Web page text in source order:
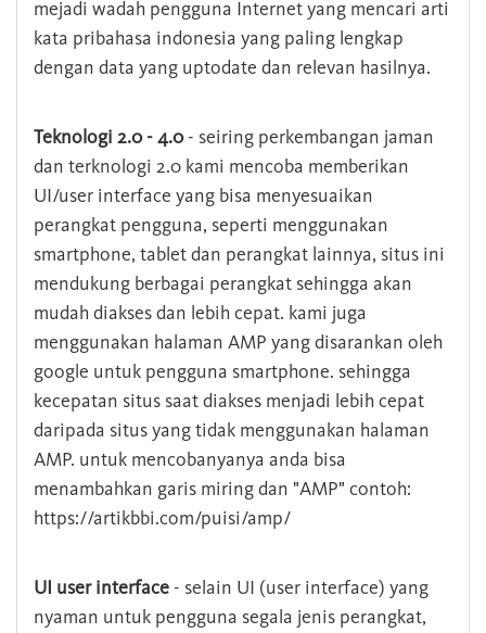
mejadi wadah pengguna Internet yang mencari arti
kata pribahasa indonesia yang paling lengkap
dengan data yang uptodate dan relevan hasilnya.
Teknologi 2.0 - 4.0- seiring perkembangan jaman
dan terknologi 2.0 kami mencoba memberikan
UI/user interface yang bisa menyesuaikan
perangkat pengguna, seperti menggunakan
smartphone, tablet dan perangkat lainnya, situs ini
mendukung berbagai perangkat sehingga akan
mudah diakses dan lebih cepat. kami juga
menggunakan halaman AMP yang disarankan oleh
google untuk pengguna smartphone. sehingga
kecepatan situs saat diakses menjadi lebih cepat
daripada situs yang tidak menggunakan halaman
AMP. untuk mencobanyanya anda bisa
menambahkan garis miring dan "AMP" contoh:
https://artikbbi.com/puisi/amp/
UI user interface - selain UI (user interface) yang
nyaman untuk pengguna segala jenis perangkat,